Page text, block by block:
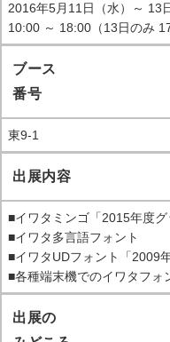
2016年5月11日（水）～ 13
10:00 ～ 18:00（13日のみ
ブース
番号
東9‐1
出展内容
■イワタミンゴ「2015年度グ
■イワタ多言語フォント
■イワタUDフォント「2009
■各種端末機でのイワタフォ
出展の